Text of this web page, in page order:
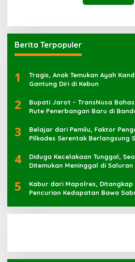
Berita Terpopuler
1
Tragis, Anak Temukan Ayah
Gantung Diri di Kebun
2
Bupati Jarot – TransNusa
Rute Penerbangan Baru di
3
Belajar dari Pemilu, Faktor
Pilkades Serentak Berlangsung
4
Diduga Kecelakaan Tunggal,
Ditemukan Meninggal di
5
Kabur dari Mapolres, Ditangkap
Pencurian Kedapatan Bawa